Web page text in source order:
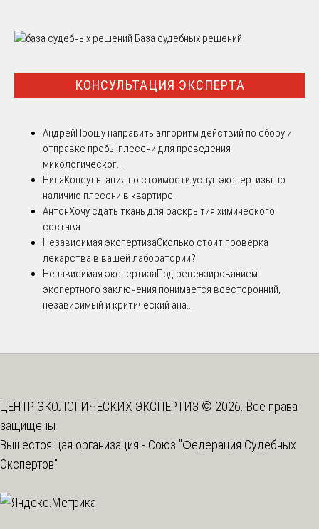
База судебных решений
КОНСУЛЬТАЦИЯ ЭКСПЕРТА
АндрейПрошу направить алгоритм действий по сбору и
отправке пробы плесени для проведения
микологическог...
НинаКонсультация по стоимости услуг экспертизы по
наличию плесени в квартире
АнтонХочу сдать ткань для раскрытия химического
состава
Независимая экспертизаСколько стоит проверка
лекарства в вашей лаборатории?
Независимая экспертизаПод рецензированием
экспертного заключения понимается всесторонний,
независимый и критический ана...
ЦЕНТР ЭКОЛОГИЧЕСКИХ ЭКСПЕРТИЗ © 2026. Все права
защищены
Вышестоящая организация - Союз "Федерация Судебных
Экспертов"